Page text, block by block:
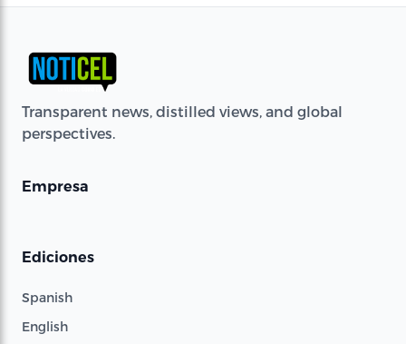
Transparent news, distilled views, and global
perspectives.
Empresa
Ediciones
Spanish
English